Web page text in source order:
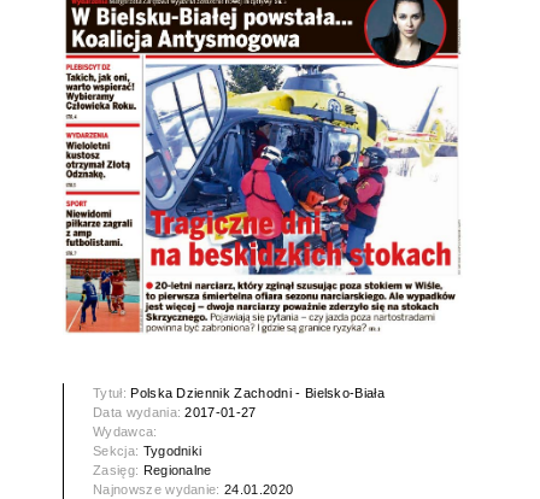
Tytuł: Polska Dziennik Zachodni - Bielsko-Biała
Data wydania:2017-01-27
Wydawca:
Sekcja: Tygodniki
Zasięg: Regionalne
Najnowsze wydanie:24.01.2020